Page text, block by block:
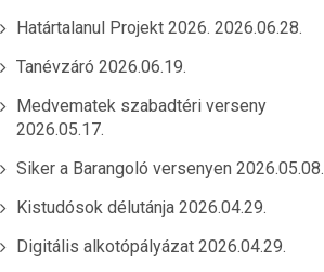
Határtalanul Projekt 2026. 2026.06.28.
Tanévzáró 2026.06.19.
Medvematek szabadtéri verseny
2026.05.17.
Siker a Barangoló versenyen 2026.05.08.
Kistudósok délutánja 2026.04.29.
Digitális alkotópályázat 2026.04.29.